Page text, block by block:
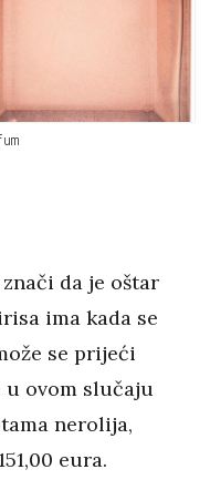
da je oštar
ima kada se
se prijeći
u ovom slučaju
nerolija,
eura.